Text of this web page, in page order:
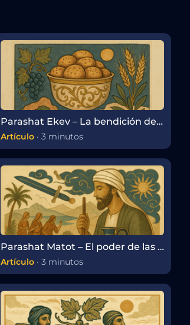
Parashat Ekev – La bendición de una vida fiel
Artículo · 3 minutos
Parashat Matot – El poder de las palabras y la responsabilidad del liderazgo
Artículo · 3 minutos